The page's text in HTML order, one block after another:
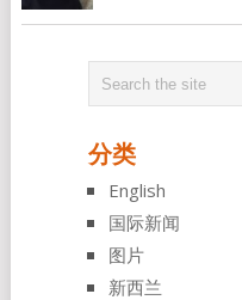
分类
English
国际新闻
图片
新西兰